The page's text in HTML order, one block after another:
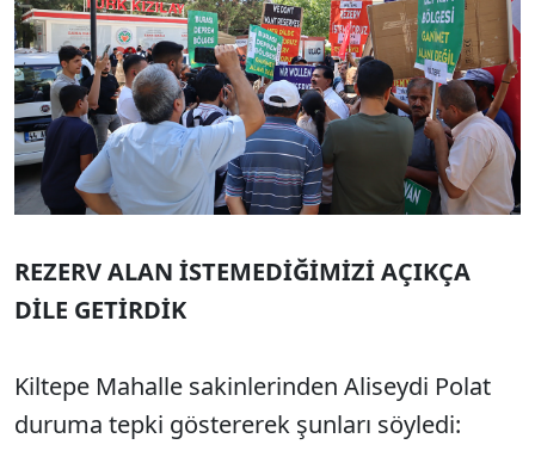
REZERV ALAN İSTEMEDİĞİMİZİ AÇIKÇA
DİLE GETİRDİK
Kiltepe Mahalle sakinlerinden Aliseydi Polat
duruma tepki göstererek şunları söyledi: